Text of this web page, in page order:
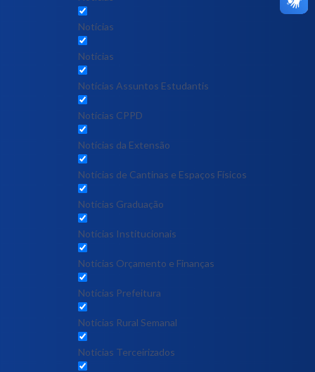
Notícias
Notícias
Notícias Assuntos Estudantis
Notícias CPPD
Notícias da Extensão
Notícias de Cantinas e Espaços Físicos
Notícias Graduação
Notícias Institucionais
Notícias Orçamento e Finanças
Notícias Prefeitura
Notícias Rural Semanal
Notícias Terceirizados